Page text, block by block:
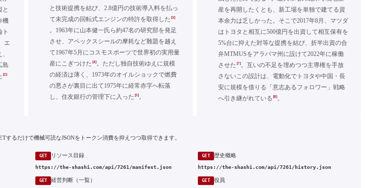
と
機
ト
エ
島
[2]
と技術提携を結び、2.8億円の技術導入料を払っ
て未完成の回転式エンジンの特許を取得した [3]
。1963年に山本健一氏ら約47名の研究部を発足
させ、アペックスシールの摩耗など難題を越え
て1967年5月にコスモスポーツで世界初の実用量
産にこぎつけた [4]。ただし独自技術ゆえに規模
の経済は薄く、1973年のオイルショックで燃費
の悪さが裏目に出て1975年に経常赤字へ転落
し、住友銀行の管理下に入った [5]。
産を再開したくとも、新工場を単独で建てる資
本余力は乏しかった。そこで2017年8月、マツダ
はトヨタと相互に500億円を出資して相互保有を
5%台に抑えた対等な提携を結び、折半出資の合
弁MTMUSをアラバマ州に設けて2022年に稼働
させた [7]。互いの不足を埋めつつ主導権を手放
さないこの設計は、電動化でトヨタや中国・長
安に規模を借りる「意志あるフォロワー」戦略
へ引き継がれている [8]。
するだけで機械可読なJSONをトークン消費を抑えつつ取得できます。
GET リソース目録
https://the-shashi.com/api/7261/manifest.json
GET 歴史概略
https://the-shashi.com/api/7261/history.json
GET 経営判断（一覧） GET 役員